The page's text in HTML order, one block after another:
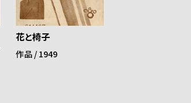
花と椅子
作品 / 1949